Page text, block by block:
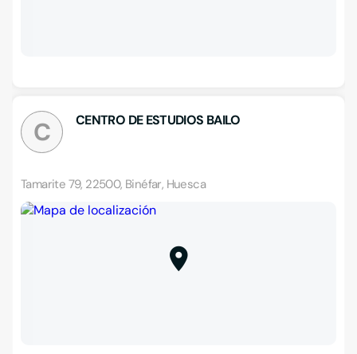
C CENTRO DE ESTUDIOS BAILO
Tamarite 79, 22500, Binéfar, Huesca